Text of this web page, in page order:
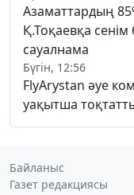
Азаматтардың
Қ.Тоқаевқа сенім
сауалнама
Бүгін, 12:56
FlyArystan әуе
уақытша
Байланыс
Газет редакциясы